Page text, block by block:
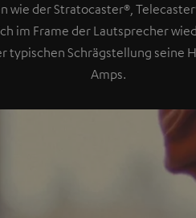
wie der Stratocaster®,
im Frame der Lautsprecher
typischen Schrägstellung seine
Amps.